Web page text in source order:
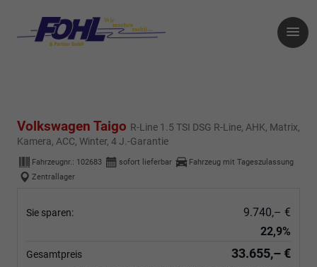
Volkswagen Taigo R-Line 1.5 TSI DSG R-Line, AHK, Matrix,
Kamera, ACC, Winter, 4 J.-Garantie
Fahrzeugnr.: 102683 sofort lieferbar
Fahrzeug mit Tageszulassung
Zentrallager
Sie sparen:
9.740,– €
22,9%
Gesamtpreis 33.655,– €